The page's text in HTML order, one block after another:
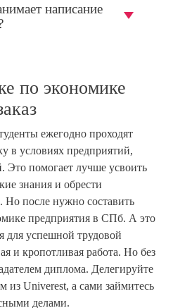
написание
по экономике
ежегодно проходят
в условиях предприятий,
Это помогает лучше усвоить
знания и обрести
после нужно составить
предприятия в СПб. А это
для успешной трудовой
и кропотливая работа. Но без
диплома. Делегируйте
из Univerest, а сами займитесь
делами.